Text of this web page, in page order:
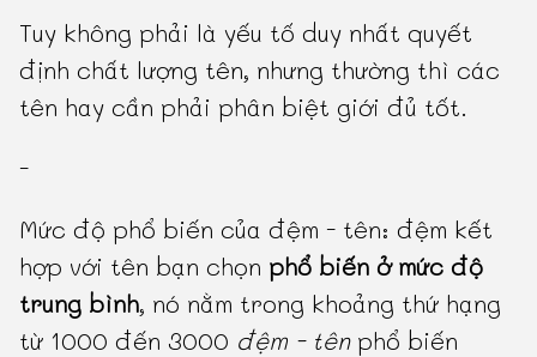
Tuy không phải là yếu tố duy nhất quyết
định chất lượng tên, nhưng thường thì các
tên hay cần phải phân biệt giới đủ tốt.
-
Mức độ phổ biến của đệm - tên: đệm kết
hợp với tên bạn chọn phổ biến ở mức độ
trung bình, nó nằm trong khoảng thứ hạng
từ 1000 đến 3000 đệm - tênphổ biến